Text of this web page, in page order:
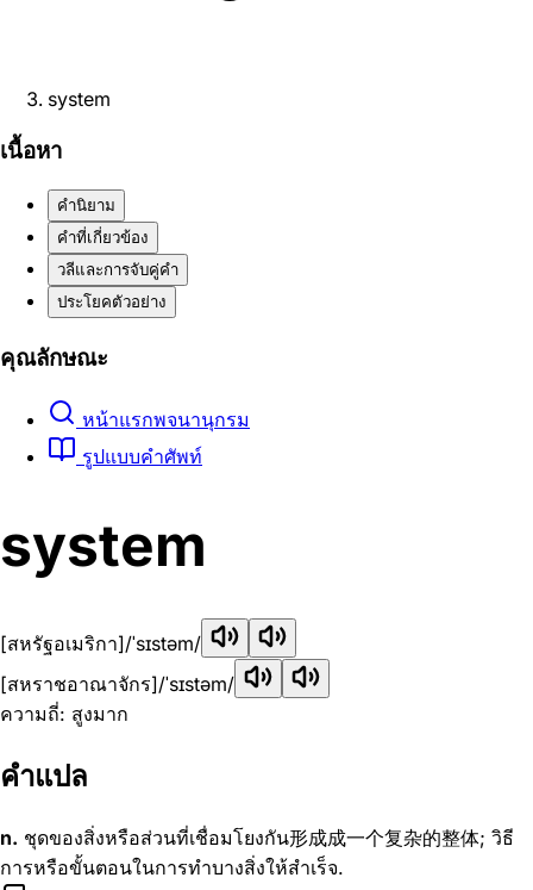
system
เนื้อหา
คำนิยาม
คำที่เกี่ยวข้อง
วลีและการจับคู่คำ
ประโยคตัวอย่าง
คุณลักษณะ
หน้าแรกพจนานุกรม
รูปแบบคำศัพท์
system
[สหรัฐอเมริกา]/ˈsɪstəm/
[สหราชอาณาจักร]/ˈsɪstəm/
ความถี่: สูงมาก
คำแปล
n. ชุดของสิ่งหรือส่วนที่เชื่อมโยงกัน形成成一个复杂的整体; วิธี
การหรือขั้นตอนในการทำบางสิ่งให้สำเร็จ.